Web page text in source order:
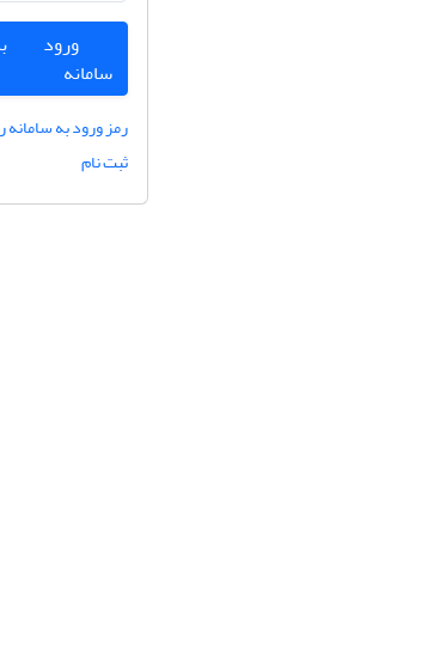
ورود
سامانه
رمز ورود به
ثبت نام